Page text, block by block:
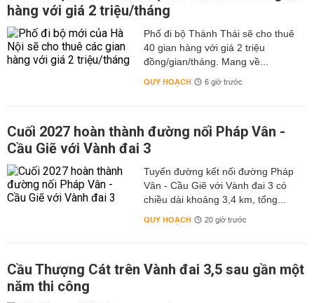
hàng với giá 2 triệu/tháng
Phố đi bộ Thành Thái sẽ cho thuê
40 gian hàng với giá 2 triệu
đồng/gian/tháng. Mang về...
QUY HOẠCH 6 giờ trước
Cuối 2027 hoàn thành đường nối Pháp Vân -
Cầu Giẽ với Vành đai 3
Tuyến đường kết nối đường Pháp
Vân - Cầu Giẽ với Vành đai 3 có
chiều dài khoảng 3,4 km, tổng...
QUY HOẠCH 20 giờ trước
Cầu Thượng Cát trên Vành đai 3,5 sau gần một
năm thi công